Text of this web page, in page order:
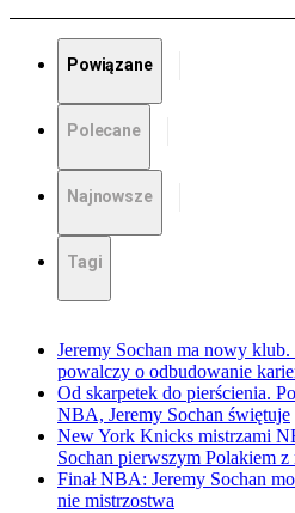
Powiązane
Polecane
Najnowsze
Tagi
Jeremy Sochan ma nowy
powalczy o odbudowanie
Od skarpetek do pierścienia.
NBA, Jeremy Sochan świętuje
New York Knicks mistrzami
Sochan pierwszym Polakiem
Finał NBA: Jeremy Sochan
nie mistrzostwa